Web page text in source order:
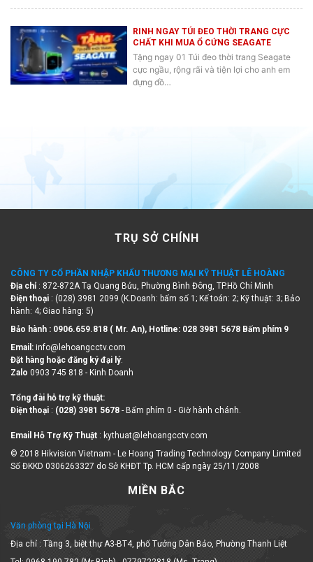
CHẤT KHI MUA Ổ CỨNG SEAGATE
Tặng ngay 01 Túi đeo thời trang Seagate
cực ngầu, rộng rãi và tiện lợi cho anh em
đựng đồ…
TRỤ SỞ CHÍNH
Địa chỉ : 872-872A Tạ Quang Bửu, Phường Bình Đông, TP.Hồ Chí Minh
Điện thoại : (028) 3981 2099 (K.Doanh: bấm số 1; Kế toán: 2; Kỹ thuật: 3; Bảo
hành: 4; Giao hàng: 5)
Đặt hàng hoặc đăng ký đại lý:
Zalo 0903 745 818 - Kinh Doanh
Điện thoại:(028) 3981 5678
Số ĐKKD 0306263327 do Sở KHĐT Tp. HCM cấp ngày 25/11/2008
MIỀN BẮC
Văn phòng tại Hà Nội
Địa chỉ : Tầng 3, biệt thự A3-BT4, phố Tưởng Dân Bảo, Phường Thanh Liệt
Tel: 0968 190 782 (Mr Bình) - 0779722818 (Ms. Trang)